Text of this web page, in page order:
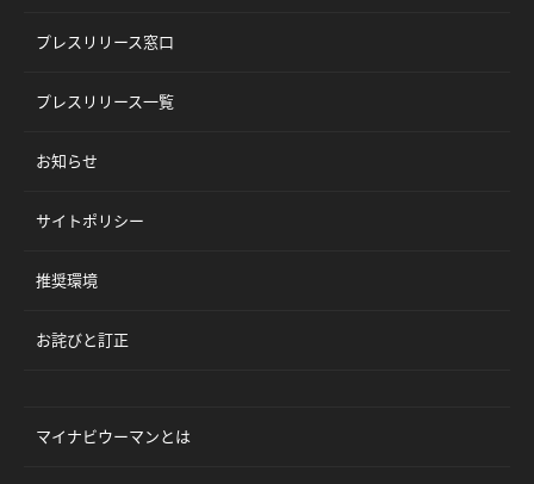
プレスリリース窓口
プレスリリース一覧
お知らせ
サイトポリシー
推奨環境
お詫びと訂正
マイナビウーマンとは